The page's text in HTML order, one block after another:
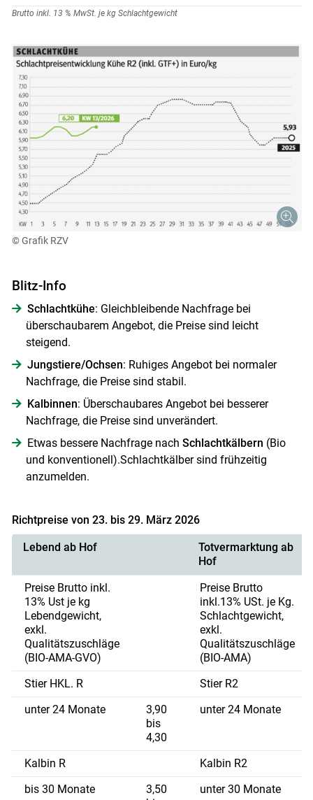
Skip to main content
Brutto inkl. 13 % MwSt. je kg Schlachtgewicht
© Grafik RZV
Blitz-Info
Schlachtkühe: Gleichbleibende Nachfrage bei
überschaubarem Angebot, die Preise sind leicht
steigend.
Jungstiere/Ochsen: Ruhiges Angebot bei normaler
Nachfrage, die Preise sind stabil.
Kalbinnen: Überschaubares Angebot bei besserer
Nachfrage, die Preise sind unverändert.
Etwas bessere Nachfrage nach Schlachtkälbern (Bio
und konventionell).Schlachtkälber sind frühzeitig
anzumelden.
Richtpreise von 23. bis 29. März 2026
Lebend ab Hof
Totvermarktung ab
Hof
Preise Brutto inkl.
13% Ust je kg
Lebendgewicht,
exkl.
Qualitätszuschläge
(BIO-AMA-GVO)
Preise Brutto
inkl.13% USt. je Kg.
Schlachtgewicht,
exkl.
Qualitätszuschläge
(BIO-AMA)
Stier HKL. R
Stier R2
unter 24 Monate
3,90
bis
4,30
unter 24 Monate
Kalbin R
Kalbin R2
bis 30 Monate
3,50
unter 30 Monate